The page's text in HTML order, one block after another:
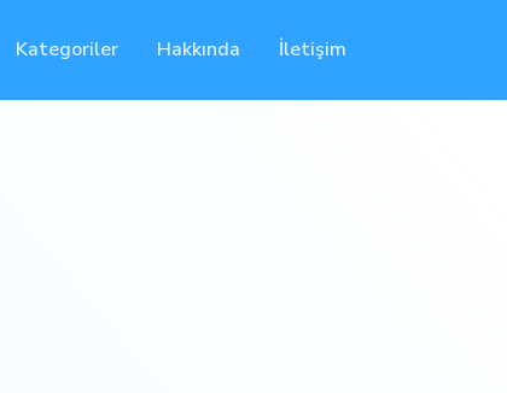
Kategoriler Hakkında İletişim